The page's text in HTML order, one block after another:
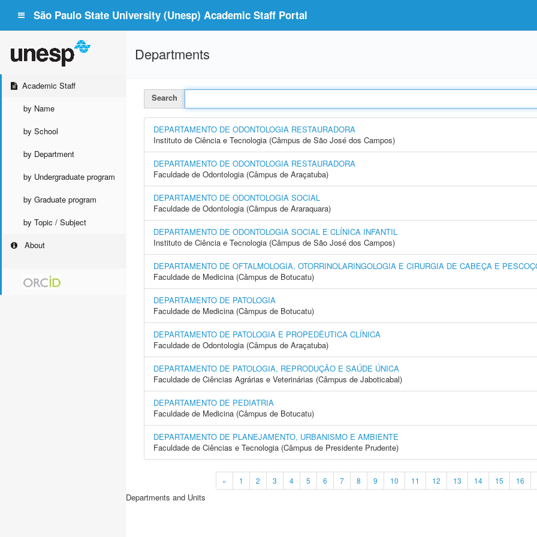
São Paulo State University (Unesp) Academic Staff Portal
Academic Staff
by Name
by School
by Department
by Undergraduate program
by Graduate program
by Topic / Subject
About
Departments
Search
DEPARTAMENTO DE ODONTOLOGIA RESTAURADORA
Instituto de Ciência e Tecnologia (Câmpus de São José dos Campos)
DEPARTAMENTO DE ODONTOLOGIA RESTAURADORA
Faculdade de Odontologia (Câmpus de Araçatuba)
DEPARTAMENTO DE ODONTOLOGIA SOCIAL
Faculdade de Odontologia (Câmpus de Araraquara)
DEPARTAMENTO DE ODONTOLOGIA SOCIAL E CLÍNICA INFANTIL
Instituto de Ciência e Tecnologia (Câmpus de São José dos Campos)
DEPARTAMENTO DE OFTALMOLOGIA, OTORRINOLARINGOLOGIA E CIRURGIA DE CABEÇA E
Faculdade de Medicina (Câmpus de Botucatu)
DEPARTAMENTO DE PATOLOGIA
Faculdade de Medicina (Câmpus de Botucatu)
DEPARTAMENTO DE PATOLOGIA E PROPEDÊUTICA CLÍNICA
Faculdade de Odontologia (Câmpus de Araçatuba)
DEPARTAMENTO DE PATOLOGIA, REPRODUÇÃO E SAÚDE ÚNICA
Faculdade de Ciências Agrárias e Veterinárias (Câmpus de Jaboticabal)
DEPARTAMENTO DE PEDIATRIA
Faculdade de Medicina (Câmpus de Botucatu)
DEPARTAMENTO DE PLANEJAMENTO, URBANISMO E AMBIENTE
Faculdade de Ciências e Tecnologia (Câmpus de Presidente Prudente)
« 1 2 3 4 5 6 7 8 9 10 11 12 13 14 15 16
Departments and Units